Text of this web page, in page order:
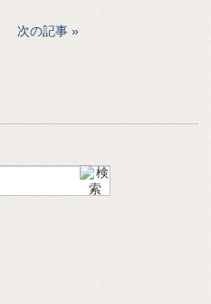
次の記事